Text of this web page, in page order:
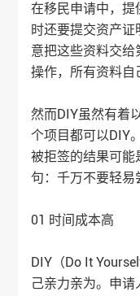
在移民申请中，提
时还要提交资产
意把这些资料交
操作，所有资料自
然而DIY虽然有着
个项目都可以DIY
被拒签的结果可能
句：千万不要轻易
01 时间成本高
DIY（Do It
己亲力亲为。申请